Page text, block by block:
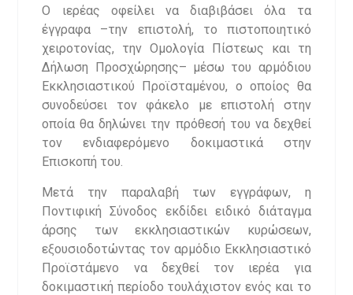
Ο ιερέας οφείλει να διαβιβάσει όλα τα
έγγραφα –την επιστολή, το πιστοποιητικό
χειροτονίας, την Ομολογία Πίστεως και τη
Δήλωση Προσχώρησης– μέσω του αρμόδιου
Εκκλησιαστικού Προϊσταμένου, ο οποίος θα
συνοδεύσει τον φάκελο με επιστολή στην
οποία θα δηλώνει την πρόθεσή του να δεχθεί
τον ενδιαφερόμενο δοκιμαστικά στην
Επισκοπή του.
Μετά την παραλαβή των εγγράφων, η
Ποντιφική Σύνοδος εκδίδει ειδικό διάταγμα
άρσης των εκκλησιαστικών κυρώσεων,
εξουσιοδοτώντας τον αρμόδιο Εκκλησιαστικό
Προϊστάμενο να δεχθεί τον ιερέα για
δοκιμαστική περίοδο τουλάχιστον ενός και το